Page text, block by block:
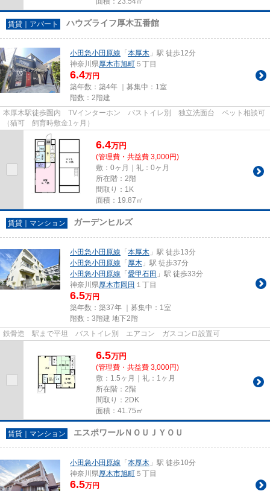
賃貸｜アパート ハウズライフ厚木五番館
小田急小田原線 「本厚木 」駅 徒歩12分
神奈川県厚木市旭町 ５丁目
6.4万円
築年数：築4年 ｜募集中： 1室
階数：2階建
本厚木駅徒歩圏内 TVインターホン バストイレ別 独立洗面台 ペット相談可
（猫可 飼育時敷金1ヶ月）
6.4万円
(管理費・共益費 3,000円)
敷：0ヶ月｜礼：0ヶ月
所在階：2階
間取り：1K
面積：19.87㎡
賃貸｜マンション ガーデンヒルズ
小田急小田原線 「本厚木 」駅 徒歩13分
小田急小田原線 「厚木 」駅 徒歩37分
小田急小田原線 「愛甲石田 」駅 徒歩33分
神奈川県厚木市岡田 １丁目
6.5万円
築年数：築37年 ｜募集中： 1室
階数：3階建 地下2階
鉄骨造 駅まで平坦 バストイレ別 エアコン ガスコンロ設置可
6.5万円
(管理費・共益費 3,000円)
敷：1.5ヶ月｜礼：1ヶ月
所在階：2階
間取り：2DK
面積：41.75㎡
賃貸｜マンション エスポワールＮＯＵＪＹＯＵ
小田急小田原線 「本厚木 」駅 徒歩10分
神奈川県厚木市旭町 ５丁目
6.5万円